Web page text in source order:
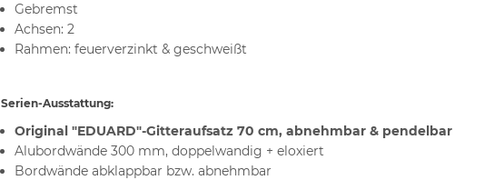
Gebremst
Achsen: 2
Rahmen: feuerverzinkt & geschweißt
Serien-Ausstattung:
Original "EDUARD"-Gitteraufsatz 70 cm, abnehmbar & pendelbar
Alubordwände 300 mm, doppelwandig + eloxiert
Bordwände abklappbar bzw. abnehmbar